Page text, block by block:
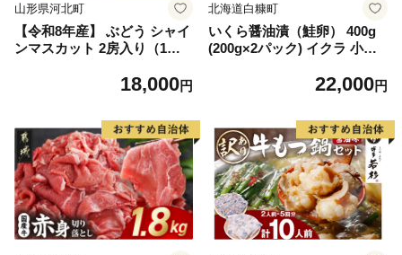
山形県河北町
【令和8年産】 ぶどう シャイ
ンマスカット 2房入り（1房6
産【山形eLab】 ka074-023-r
18,000円
北海道白糠町
いくら醤油漬（鮭卵） 400g
(200g×2パック) イクラ 小分
くら醤油漬け 鮭 鮭卵 ikura
大好評品 北海道 白糠町
22,000円